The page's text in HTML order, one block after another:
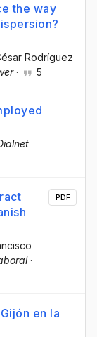
the way
Rodríguez
· 5
·
PDF
en la